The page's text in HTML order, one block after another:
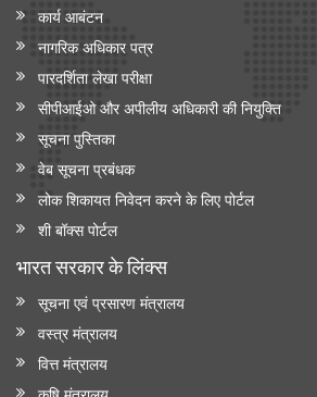
कार्य आबंटन
नागरिक अधिकार पत्र
पारदर्शिता लेखा परीक्षा
सीपीआईओ और अपी‍लीय अधिकारी की नियुक्ति
सूचना पुस्तिका
वेब सूचना प्रबंधक
लोक शिकायत निवेदन करने के लिए पोर्टल
शी बॉक्स पोर्टल
भारत सरकार के लिंक्‍स
सूचना एवं प्रसारण मंत्रालय
वस्त्र मंत्रालय
वित्त मंत्रालय